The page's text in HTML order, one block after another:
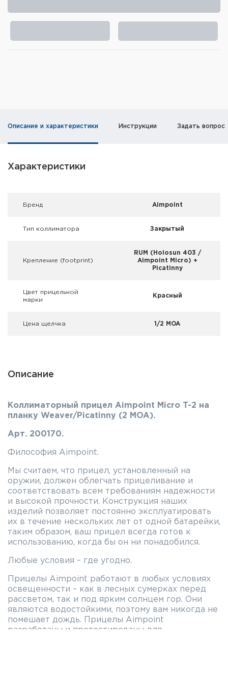
Элементы питания и зарядные
Мишени
Фальшпатроны
Холодная пристрелка оружия
Чехлы и кейсы
Релоадинг
Дартс
Комплекты
Описание и характеристики Инструкции Задать вопрос
Характеристики
Брeнд Aimpoint
Тип коллиматора Закрытый
Крепление (footprint)
RUM (Holosun 403 /
Aimpoint Micro) +
Picatinny
Цвет прицельной
марки
Красный
Цена щелчка 1/2 MOA
Описание
Коллиматорный прицел Aimpoint Micro T-2 на
планку Weaver/Picatinny (2 MOA).
Арт. 200170.
Философия Aimpoint.
Мы считаем, что прицел, установленный на
оружии, должен облегчать прицеливание и
соответствовать всем требованиям надежности
и высокой прочности. Конструкция наших
изделий позволяет постоянно эксплуатировать
их в течение нескольких лет от одной батарейки,
таким образом, ваш прицел всегда готов к
использованию, когда бы он ни понадобился.
Любые условия – где угодно.
Прицелы Aimpoint работают в любых условиях
освещенности – как в лесных сумерках перед
рассветом, так и под ярким солнцем гор. Они
являются водостойкими, поэтому вам никогда не
помешает дождь. Прицелы Aimpoint
разработаны и протестированы для